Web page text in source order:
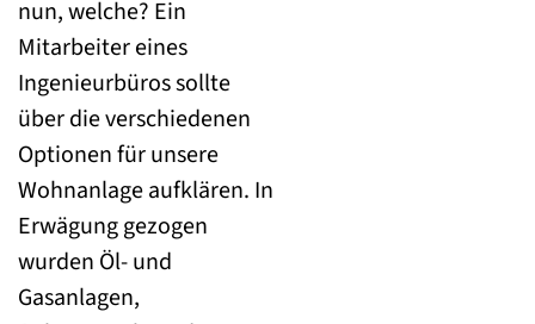
nun, welche? Ein
Mitarbeiter eines
Ingenieurbüros sollte
über die verschiedenen
Optionen für unsere
Wohnanlage aufklären. In
Erwägung gezogen
wurden Öl- und
Gasanlagen,